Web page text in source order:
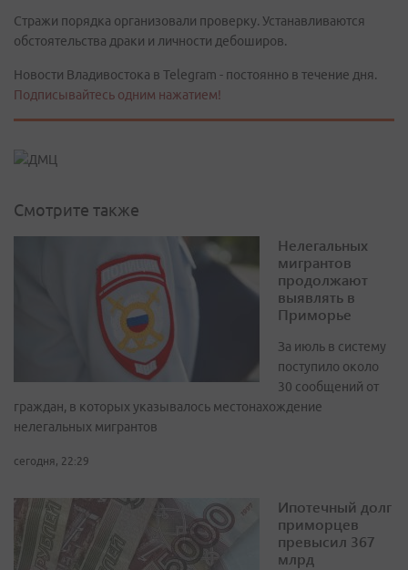
Стражи порядка организовали проверку. Устанавливаются
обстоятельства драки и личности дебоширов.
Новости Владивостока в Telegram - постоянно в течение дня.
Подписывайтесь одним нажатием!
Смотрите также
Нелегальных
мигрантов
продолжают
выявлять в
Приморье
За июль в систему
поступило около
30 сообщений от
граждан, в которых указывалось местонахождение
нелегальных мигрантов
сегодня, 22:29
Ипотечный долг
приморцев
превысил 367
млрд